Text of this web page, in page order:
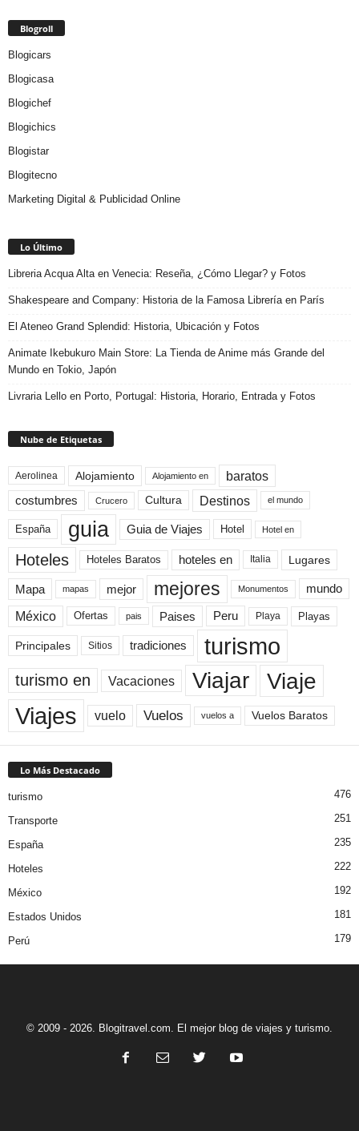
Blogroll
Blogicars
Blogicasa
Blogichef
Blogichics
Blogistar
Blogitecno
Marketing Digital & Publicidad Online
Lo Último
Libreria Acqua Alta en Venecia: Reseña, ¿Cómo Llegar? y Fotos
Shakespeare and Company: Historia de la Famosa Librería en París
El Ateneo Grand Splendid: Historia, Ubicación y Fotos
Animate Ikebukuro Main Store: La Tienda de Anime más Grande del
Mundo en Tokio, Japón
Livraria Lello en Porto, Portugal: Historia, Horario, Entrada y Fotos
Nube de Etiquetas
Aerolinea Alojamiento Alojamiento en baratos
costumbres Crucero Cultura Destinos el mundo
España guia Guia de Viajes Hotel Hotel en
Hoteles Hoteles Baratos hoteles en Italia Lugares
Mapa mapas mejor mejores Monumentos mundo
México Ofertas pais Paises Peru Playa Playas
Principales Sitios tradiciones turismo
turismo en Vacaciones Viajar Viaje
Viajes vuelo Vuelos vuelos a Vuelos Baratos
Lo Más Destacado
turismo 476
Transporte 251
España 235
Hoteles 222
México 192
Estados Unidos 181
Perú 179
© 2009 - 2026. Blogitravel.com. El mejor blog de viajes y turismo.